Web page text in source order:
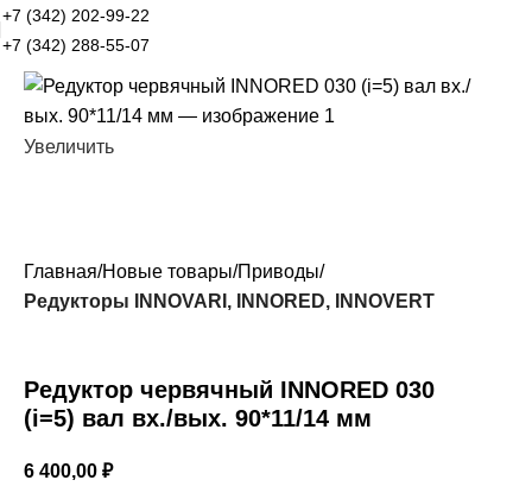
+7 (342) 202-99-22
+7 (342) 288-55-07
Увеличить
Главная Новые товары Приводы
Редукторы INNOVARI, INNORED, INNOVERT
Редуктор червячный INNORED 030
(i=5) вал вх./вых. 90*11/14 мм
6 400,00 ₽